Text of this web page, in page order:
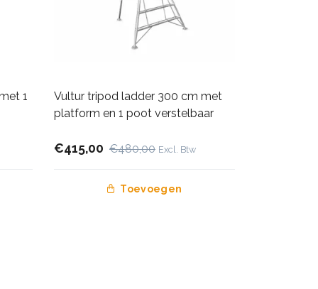
1
Vultur tripod ladder 300 cm met
platform en 1 poot verstelbaar
€415,00 €480,00 Excl. Btw
Toevoegen